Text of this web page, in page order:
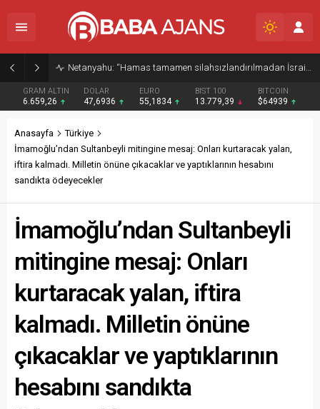
Netanyahu: “Hamas tamamen silahsızlandırılmadan İsrail Gazze’den çekilmeyecek”
GRAM ALTIN
6.659,26
DOLAR
47,6936
EURO
55,1834
BIST 100
13.779,39
BITCOIN
$64939
Anasayfa
Türkiye
İmamoğlu’ndan Sultanbeyli mitingine mesaj: Onları kurtaracak yalan,
iftira kalmadı. Milletin önüne çıkacaklar ve yaptıklarının hesabını
sandıkta ödeyecekler
İmamoğlu’ndan Sultanbeyli
mitingine mesaj: Onları
kurtaracak yalan, iftira
kalmadı. Milletin önüne
çıkacaklar ve yaptıklarının
hesabını sandıkta